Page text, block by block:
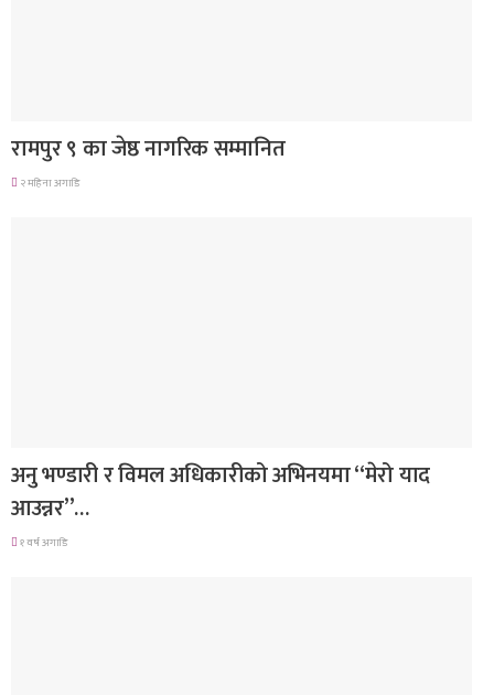
रामपुर ९ का जेष्ठ नागरिक सम्मानित
२ महिना अगाडि
अनु भण्डारी र विमल अधिकारीको अभिनयमा “मेरो याद
आउन्नर”…
१ वर्ष अगाडि